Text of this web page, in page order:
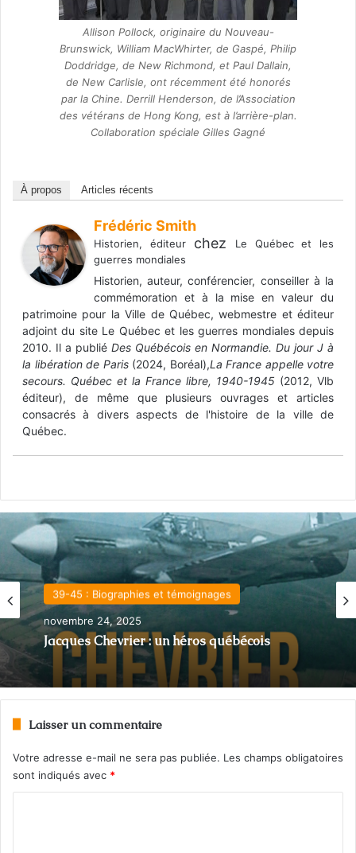
Allison Pollock, originaire du Nouveau-
Brunswick, William MacWhirter, de Gaspé, Philip
Doddridge, de New Richmond, et Paul Dallain,
de New Carlisle, ont récemment été honorés
par la Chine. Derrill Henderson, de l’Association
des vétérans de Hong Kong, est à l’arrière-plan.
Collaboration spéciale Gilles Gagné
À propos Articles récents
Frédéric Smith
Historien, éditeurchez
Le Québec et les
guerres mondiales
Historien, auteur, conférencier, conseiller à la
commémoration et à la mise en valeur du
patrimoine pour la Ville de Québec, webmestre et éditeur
adjoint du site Le Québec et les guerres mondiales depuis
2010. Il a publié Des Québécois en Normandie. Du jour J à
la libération de Paris (2024, Boréal),La France appelle votre
secours. Québec et la France libre, 1940-1945 (2012, Vlb
éditeur), de même que plusieurs ouvrages et articles
consacrés à divers aspects de l'histoire de la ville de
Québec.
39-45 : Biographies et témoignages
novembre 24, 2025
Jacques Chevrier : un héros québécois
Laisser un commentaire
Votre adresse e-mail ne sera pas publiée. Les champs obligatoires
sont indiqués avec *